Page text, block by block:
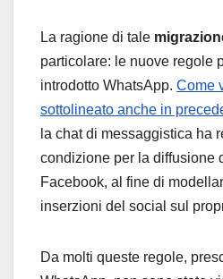
La ragione di tale
particolare: le nuove regole
introdotto WhatsApp. Come
sottolineato anche in
la chat di messaggistica ha
condizione per la diffusione
Facebook, al fine di
inserzioni del social sul
Da molti queste regole,